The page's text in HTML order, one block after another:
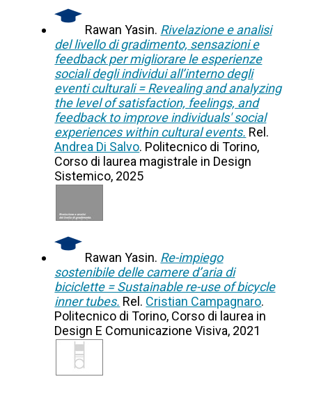
Rawan Yasin. Rivelazione e analisi
del livello di gradimento, sensazioni e
feedback per migliorare le esperienze
sociali degli individui all’interno degli
eventi culturali = Revealing and analyzing
the level of satisfaction, feelings, and
feedback to improve individuals' social
experiences within cultural events. Rel.
Andrea Di Salvo. Politecnico di Torino,
Corso di laurea magistrale in Design
Sistemico, 2025
Rawan Yasin. Re-impiego
sostenibile delle camere d’aria di
biciclette = Sustainable re-use of bicycle
inner tubes. Rel. Cristian Campagnaro.
Politecnico di Torino, Corso di laurea in
Design E Comunicazione Visiva, 2021